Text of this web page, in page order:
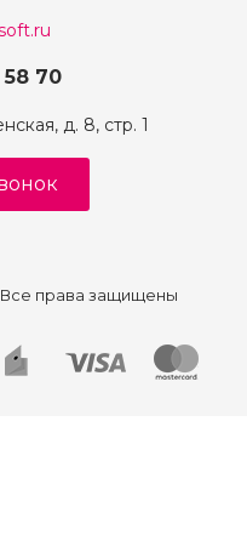
70
д. 8, стр. 1
права защищены